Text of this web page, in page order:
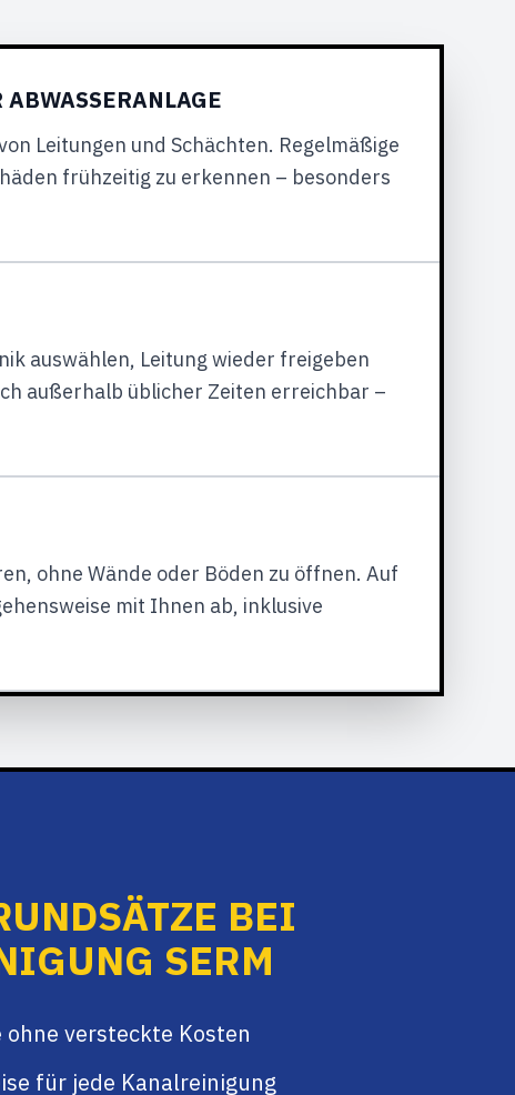
Leitungen und Schächten. Regelmäßige
frühzeitig zu erkennen – besonders
auswählen, Leitung wieder freigeben
außerhalb üblicher Zeiten erreichbar –
ohne Wände oder Böden zu öffnen. Auf
mit Ihnen ab, inklusive
BEI
SERM
versteckte Kosten
für jede Kanalreinigung